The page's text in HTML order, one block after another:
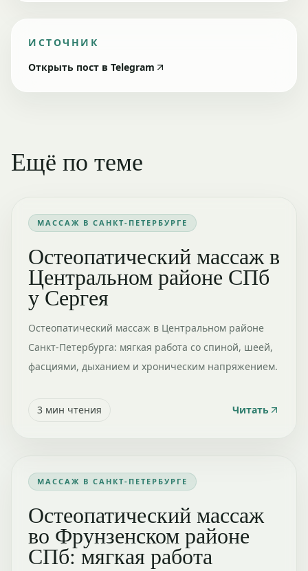
ИСТОЧНИК
Открыть пост в Telegram
Ещё по теме
МАССАЖ В САНКТ-ПЕТЕРБУРГЕ
Остеопатический массаж в
Центральном районе СПб
у Сергея
Остеопатический массаж в Центральном районе
Санкт-Петербурга: мягкая работа со спиной, шеей,
фасциями, дыханием и хроническим напряжением.
3 мин чтения Читать
МАССАЖ В САНКТ-ПЕТЕРБУРГЕ
Остеопатический массаж
во Фрунзенском районе
СПб: мягкая работа